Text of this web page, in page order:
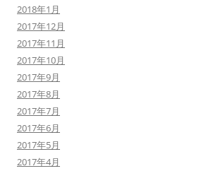
2018年1月
2017年12月
2017年11月
2017年10月
2017年9月
2017年8月
2017年7月
2017年6月
2017年5月
2017年4月